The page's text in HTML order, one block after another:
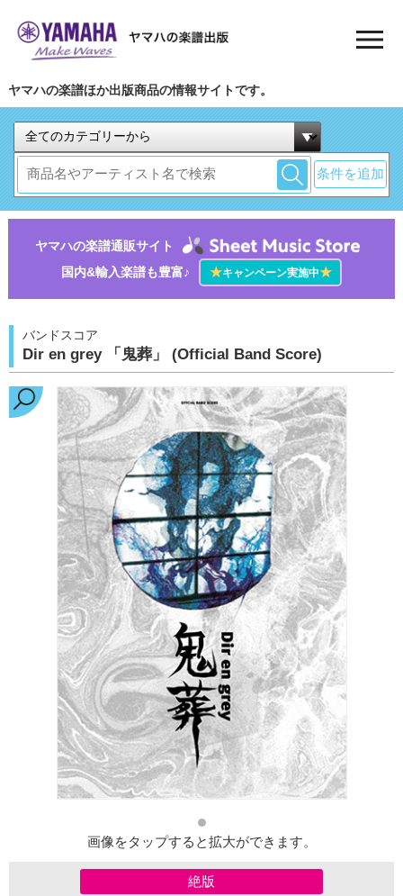
ヤマハの楽譜ほか出版商品の情報サイトです。
条件を追加
ヤマハの楽譜通販サイト
国内&輸入楽譜も豊富♪
★キャンペーン実施中★
バンドスコア
Dir en grey 「鬼葬」 (Official Band Score)
画像をタップすると拡大ができます。
絶版